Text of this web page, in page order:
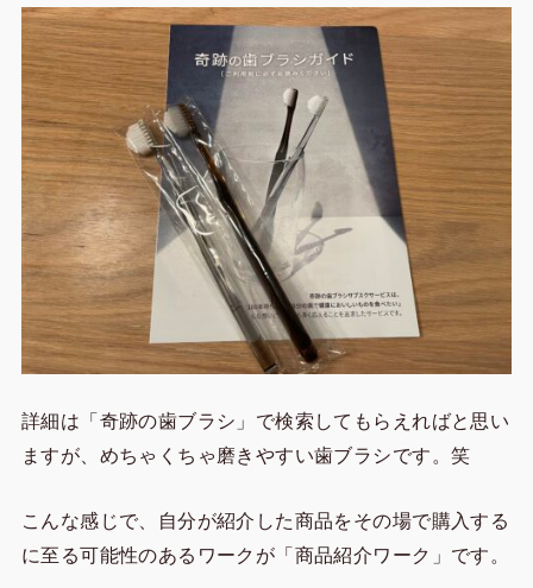
詳細は「奇跡の歯ブラシ」で検索してもらえればと思い
ますが、めちゃくちゃ磨きやすい歯ブラシです。笑
こんな感じで、自分が紹介した商品をその場で購入する
に至る可能性のあるワークが「商品紹介ワーク」です。